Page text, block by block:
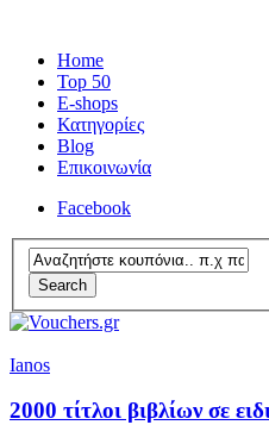
Home
Top 50
E-shops
Κατηγορίες
Blog
Επικοινωνία
Facebook
Search
Ianos
2000 τίτλοι βιβλίων σε